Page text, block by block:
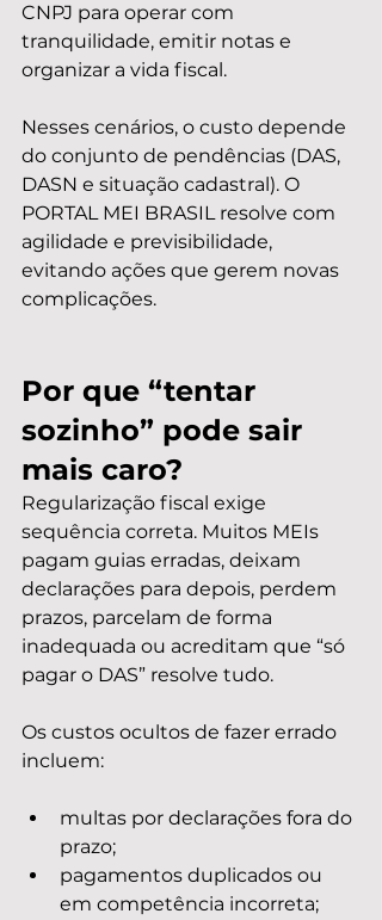
CNPJ para operar com
tranquilidade, emitir notas e
organizar a vida fiscal.
Nesses cenários, o custo depende
do conjunto de pendências (DAS,
DASN e situação cadastral). O
PORTAL MEI BRASIL resolve com
agilidade e previsibilidade,
evitando ações que gerem novas
complicações.
Por que “tentar
sozinho” pode sair
mais caro?
Regularização fiscal exige
sequência correta. Muitos MEIs
pagam guias erradas, deixam
declarações para depois, perdem
prazos, parcelam de forma
inadequada ou acreditam que “só
pagar o DAS” resolve tudo.
Os custos ocultos de fazer errado
incluem:
multas por declarações fora do
prazo;
pagamentos duplicados ou
em competência incorreta;